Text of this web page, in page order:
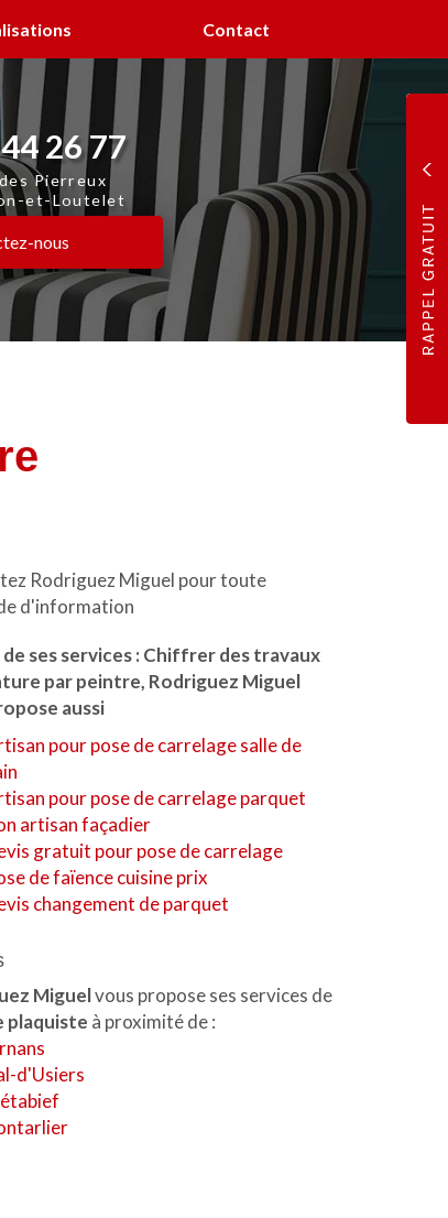
Contact
26 77
Pierreux
et-Loutelet
nous
Rodriguez Miguel pour toute
d'information
de ses services : Chiffrer des travaux
par peintre, Rodriguez Miguel
aussi
pour pose de carrelage salle de
pour pose de carrelage parquet
artisan façadier
gratuit pour pose de carrelage
de faïence cuisine prix
changement de parquet
Miguelvous propose ses services de
plaquiste à proximité de :
d'Usiers